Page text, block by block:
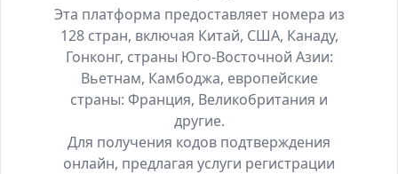
Эта платформа предоставляет номера из
128 стран, включая Китай, США, Канаду,
Гонконг, страны Юго-Восточной Азии:
Вьетнам, Камбоджа, европейские
страны: Франция, Великобритания и
другие.
Для получения кодов подтверждения
онлайн, предлагая услуги регистрации